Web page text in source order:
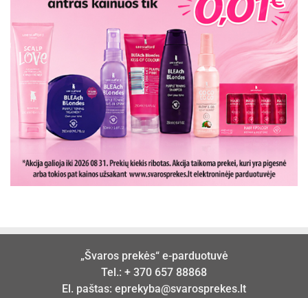
„Švaros prekės“ e-parduotuvė
Tel.: + 370 657 88868
El. paštas: eprekyba@svarosprekes.lt